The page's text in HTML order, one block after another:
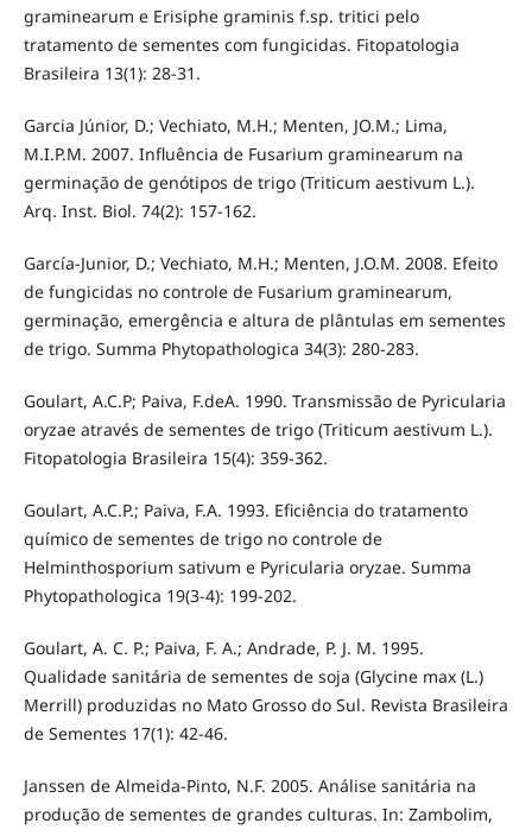
graminearum e Erisiphe graminis f.sp. tritici pelo
tratamento de sementes com fungicidas. Fitopatologia
Brasileira 13(1): 28-31.
Garcia Júnior, D.; Vechiato, M.H.; Menten, JO.M.; Lima,
M.I.P.M. 2007. Influência de Fusarium graminearum na
germinação de genótipos de trigo (Triticum aestivum L.).
Arq. Inst. Biol. 74(2): 157-162.
García-Junior, D.; Vechiato, M.H.; Menten, J.O.M. 2008. Efeito
de fungicidas no controle de Fusarium graminearum,
germinação, emergência e altura de plântulas em sementes
de trigo. Summa Phytopathologica 34(3): 280-283.
Goulart, A.C.P; Paiva, F.deA. 1990. Transmissão de Pyricularia
oryzae através de sementes de trigo (Triticum aestivum L.).
Fitopatologia Brasileira 15(4): 359-362.
Goulart, A.C.P.; Paiva, F.A. 1993. Eficiência do tratamento
químico de sementes de trigo no controle de
Helminthosporium sativum e Pyricularia oryzae. Summa
Phytopathologica 19(3-4): 199-202.
Goulart, A. C. P.; Paiva, F. A.; Andrade, P. J. M. 1995.
Qualidade sanitária de sementes de soja (Glycine max (L.)
Merrill) produzidas no Mato Grosso do Sul. Revista Brasileira
de Sementes 17(1): 42-46.
Janssen de Almeida-Pinto, N.F. 2005. Análise sanitária na
produção de sementes de grandes culturas. In: Zambolim,